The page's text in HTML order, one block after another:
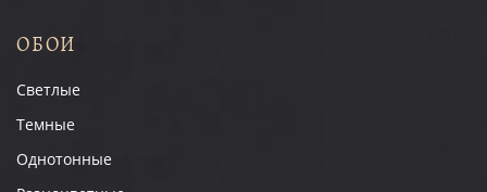
ОБОИ
Светлые
Темные
Однотонные